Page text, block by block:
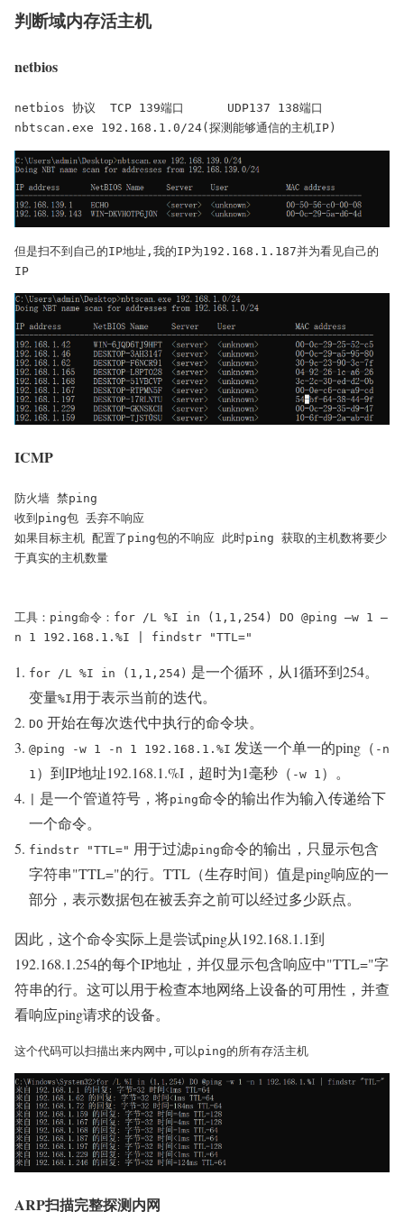
判断域内存活主机
netbios
netbios 协议  TCP 139端口      UDP137 138端口
nbtscan.exe 192.168.1.0/24(探测能够通信的主机IP)
但是扫不到自己的IP地址,我的IP为192.168.1.187并为看见自己的
IP
ICMP
防火墙 禁ping
收到ping包 丢弃不响应
如果目标主机 配置了ping包的不响应 此时ping 获取的主机数将要少
于真实的主机数量
工具：ping命令：for /L %I in (1,1,254) DO @ping –w 1 –
n 1 192.168.1.%I | findstr "TTL="
for /L %I in (1,1,254) 是一个循环，从1循环到254。
变量%I 用于表示当前的迭代。
DO 开始在每次迭代中执行的命令块。
@ping -w 1 -n 1 192.168.1.%I 发送一个单一的ping（ -n
1 ）到IP地址192.168.1.%I，超时为1毫秒（ -w 1 ）。
是一个管道符号，将ping命令的输出作为输入传递给下
一个命令。
findstr "TTL=" 用于过滤ping命令的输出，只显示包含
字符串"TTL="的行。TTL（生存时间）值是ping响应的一
部分，表示数据包在被丢弃之前可以经过多少跃点。
因此，这个命令实际上是尝试ping从192.168.1.1到
192.168.1.254的每个IP地址，并仅显示包含响应中"TTL="字
符串的行。这可以用于检查本地网络上设备的可用性，并查
看响应ping请求的设备。
这个代码可以扫描出来内网中,可以ping的所有存活主机
ARP扫描完整探测内网